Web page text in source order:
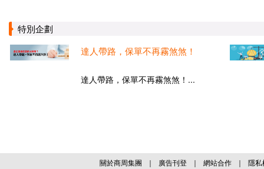
特別企劃
達人帶路，保單不再霧煞煞！
達人帶路，保單不再霧煞煞！...
關於商周集團 ｜ 廣告刊登 ｜ 網站合作 ｜ 隱私